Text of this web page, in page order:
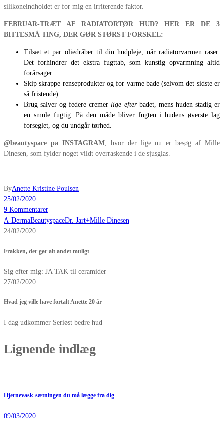
silikoneindholdet er for mig en irriterende faktor.
FEBRUAR-TRÆT AF RADIATORTØR HUD? HER ER DE 3
BITTESMÅ TING, DER GØR STØRST FORSKEL:
Tilsæt et par oliedråber til din hudpleje, når radiatorvarmen raser.
Det forhindrer det ekstra fugttab, som kunstig opvarmning altid
forårsager.
Skip skrappe renseprodukter og for varme bade (selvom det sidste er
så fristende).
Brug salver og federe cremerlige efterbadet, mens huden stadig er
en smule fugtig. På den måde bliver fugten i hudens øverste lag
forseglet, og du undgår tørhed.
@beautyspace på INSTAGRAM, hvor der lige nu er besøg af Mille
Dinesen, som fylder noget vildt overraskende i de sjusglas.
ByAnette Kristine Poulsen
25/02/2020
9 Kommentarer
A-DermaBeautyspaceDr. Jart+Mille Dinesen
24/02/2020
Frakken, der gør alt andet muligt
Sig efter mig: JA TAK til ceramider
27/02/2020
Hvad jeg ville have fortalt Anette 20 år
I dag udkommer Seriøst bedre hud
Lignende indlæg
Hjernevask-sætningen du må lægge fra dig
09/03/2020